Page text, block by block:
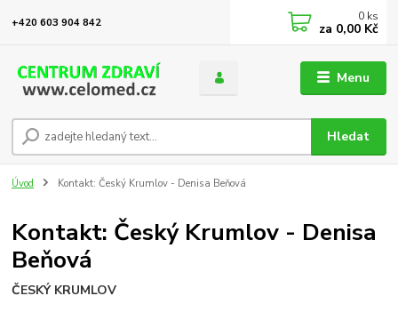
Menu
Hledat
+420 603 904 842 0 ks
za 0,00 Kč
Úvod Kontakt: Český Krumlov - Denisa Beňová
Kontakt: Český Krumlov - Denisa
Beňová
ČESKÝ KRUMLOV